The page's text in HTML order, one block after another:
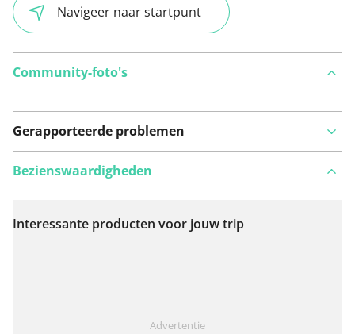
Navigeer naar startpunt
Community-foto's
Gerapporteerde problemen
Bekijk op kaart
Bezienswaardigheden
Interessante producten voor jouw trip
Advertentie